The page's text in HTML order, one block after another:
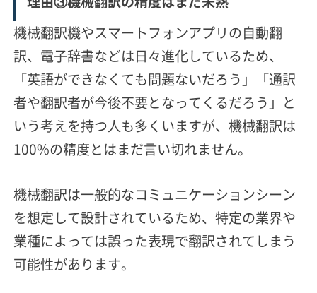
機械翻訳機やスマートフォンアプリの自動翻
訳、電子辞書などは日々進化しているため、
「英語ができなくても問題ないだろう」「通訳
者や翻訳者が今後不要となってくるだろう」と
いう考えを持つ人も多くいますが、機械翻訳は
100%の精度とはまだ言い切れません。
機械翻訳は一般的なコミュニケーションシーン
を想定して設計されているため、特定の業界や
業種によっては誤った表現で翻訳されてしまう
可能性があります。